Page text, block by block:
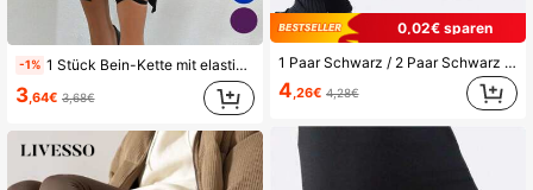
-1% 1 Stück Bein-Kette mit elastischem Riemen, schwarze Farbe, mehrlagig, personalisiert, sexy, Harajuku-Stil Weihnachtsgeschenk
3 ,64€ 3,68€
0,02€ sparen
1 Paar Schwarz / 2 Paar Schwarz & Weiß Mode Frauen Volant Weite Beinwärmer, bequem & warm für Herbst/Winter
4 ,26€ 4,28€